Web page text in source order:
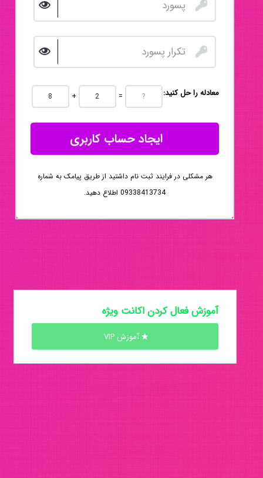
:معادله را حل کنید + =
ایجاد حساب کاربری
هر مشکلی در فرایند ثبت نام داشتید از طریق پیامک به شماره
09338413734 اطلاع دهید.
آموزش فعال کردن اکانت ویژه
آموزش VIP